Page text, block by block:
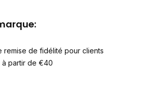
remise de fidélité pour clients
à partir de €40